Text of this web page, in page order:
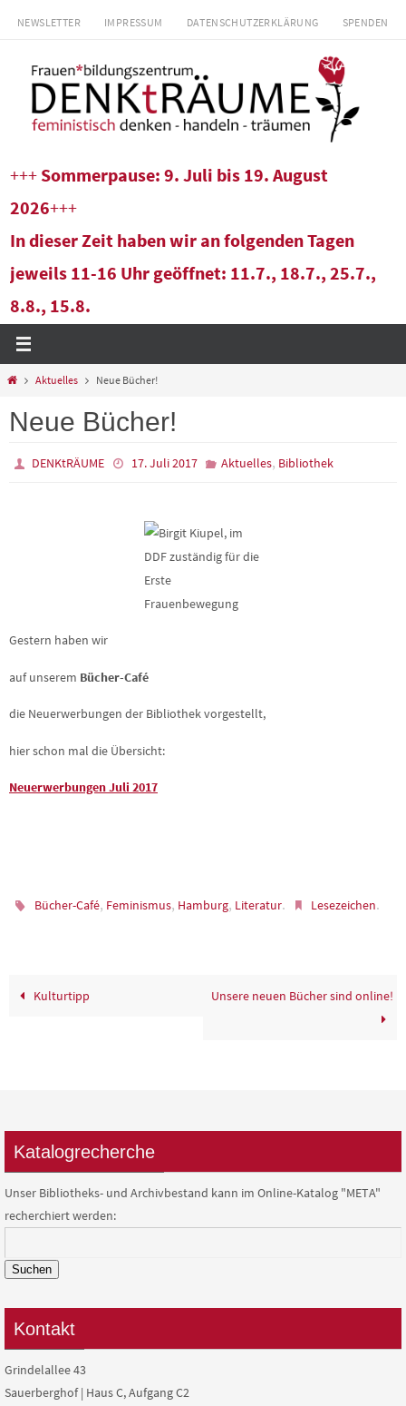
Zum
springen
NEWSLETTER IMPRESSUM DATENSCHUTZERKLÄRUNG SPENDEN
+++ Sommerpause: 9. Juli bis 19. August
2026+++
In dieser Zeit haben wir an folgenden Tagen
jeweils 11-16 Uhr geöffnet: 11.7., 18.7., 25.7.,
8.8., 15.8.
StartAktuelles Neue Bücher!
Neue Bücher!
DENKtRÄUME 17. Juli 2017 Aktuelles, Bibliothek
Gestern haben wir
auf unserem Bücher-Café
die Neuerwerbungen der Bibliothek vorgestellt,
hier schon mal die Übersicht:
Neuerwerbungen Juli 2017
Bücher-Café, Feminismus, Hamburg, Literatur. Lesezeichen.
Kulturtipp Unsere neuen Bücher sind online!
Katalogrecherche
Unser Bibliotheks- und Archivbestand kann im Online-Katalog "META"
recherchiert werden:
Suchen
Kontakt
Grindelallee 43
Sauerberghof | Haus C, Aufgang C2